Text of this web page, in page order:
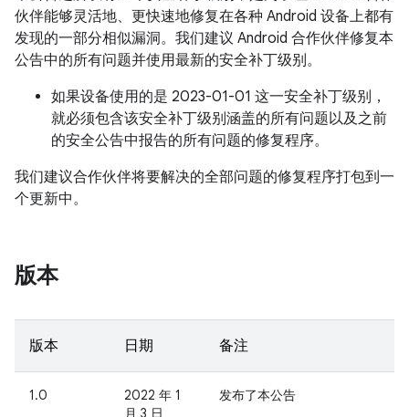
伙伴能够灵活地、更快速地修复在各种 Android 设备上都有
发现的一部分相似漏洞。我们建议 Android 合作伙伴修复本
公告中的所有问题并使用最新的安全补丁级别。
如果设备使用的是 2023-01-01 这一安全补丁级别，
就必须包含该安全补丁级别涵盖的所有问题以及之前
的安全公告中报告的所有问题的修复程序。
我们建议合作伙伴将要解决的全部问题的修复程序打包到一
个更新中。
版本
版本 日期 备注
1.0
2022 年 1
月 3 日
发布了本公告